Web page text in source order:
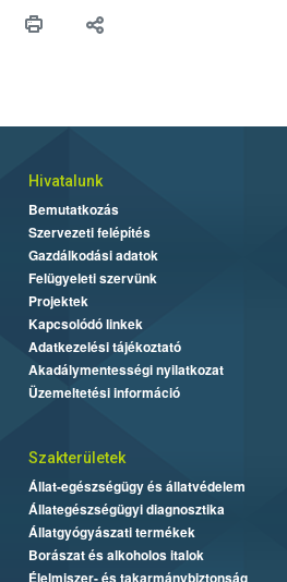
Hivatalunk
Bemutatkozás
Szervezeti felépítés
Gazdálkodási adatok
Felügyeleti szervünk
Projektek
Kapcsolódó linkek
Adatkezelési tájékoztató
Akadálymentességi nyilatkozat
Üzemeltetési információ
Szakterületek
Állat-egészségügy és állatvédelem
Állategészségügyi diagnosztika
Állatgyógyászati termékek
Borászat és alkoholos italok
Élelmiszer- és takarmánybiztonság